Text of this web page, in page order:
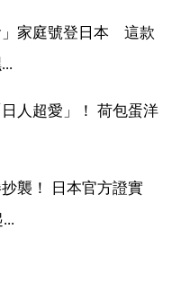
」家庭號登日本 這款
人超愛」！ 荷包蛋洋
襲！ 日本官方證實